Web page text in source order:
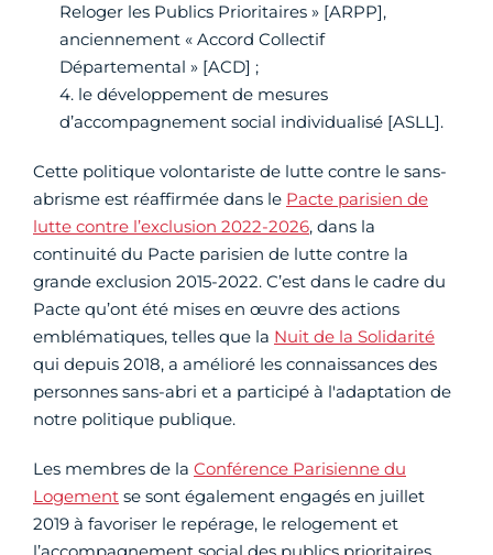
Reloger les Publics Prioritaires » [ARPP],
anciennement « Accord Collectif
Départemental » [ACD] ;
4. le développement de mesures
d’accompagnement social individualisé [ASLL].
Cette politique volontariste de lutte contre le sans-
abrisme est réaffirmée dans le Pacte parisien de
lutte contre l’exclusion 2022-2026, dans la
continuité du Pacte parisien de lutte contre la
grande exclusion 2015-2022. C’est dans le cadre du
Pacte qu’ont été mises en œuvre des actions
emblématiques, telles que la Nuit de la Solidarité
qui depuis 2018, a amélioré les connaissances des
personnes sans-abri et a participé à l'adaptation de
notre politique publique.
Les membres de la Conférence Parisienne du
Logement se sont également engagés en juillet
2019 à favoriser le repérage, le relogement et